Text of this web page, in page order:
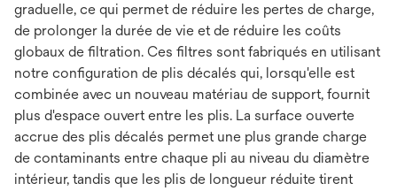
graduelle, ce qui permet de réduire les pertes de charge,
de prolonger la durée de vie et de réduire les coûts
globaux de filtration. Ces filtres sont fabriqués en utilisant
notre configuration de plis décalés qui, lorsqu'elle est
combinée avec un nouveau matériau de support, fournit
plus d'espace ouvert entre les plis. La surface ouverte
accrue des plis décalés permet une plus grande charge
de contaminants entre chaque pli au niveau du diamètre
intérieur, tandis que les plis de longueur réduite tirent